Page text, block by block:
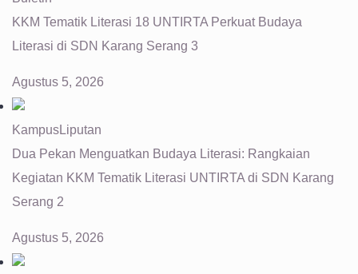
KKM Tematik Literasi 18 UNTIRTA Perkuat Budaya
Literasi di SDN Karang Serang 3
Agustus 5, 2026
KampusLiputan
Dua Pekan Menguatkan Budaya Literasi: Rangkaian
Kegiatan KKM Tematik Literasi UNTIRTA di SDN Karang
Serang 2
Agustus 5, 2026